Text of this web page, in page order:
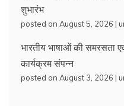
शुभारंभ
posted on August 5, 2026 |
भारतीय भाषाओं की समरसता
कार्यक्रम संपन्न
posted on August 3, 2026 |